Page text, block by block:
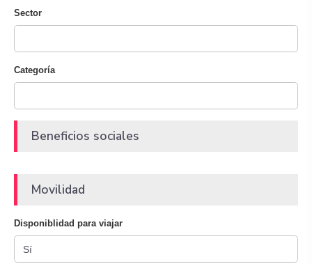
Sector
Categoría
Beneficios sociales
Movilidad
Disponiblidad para viajar